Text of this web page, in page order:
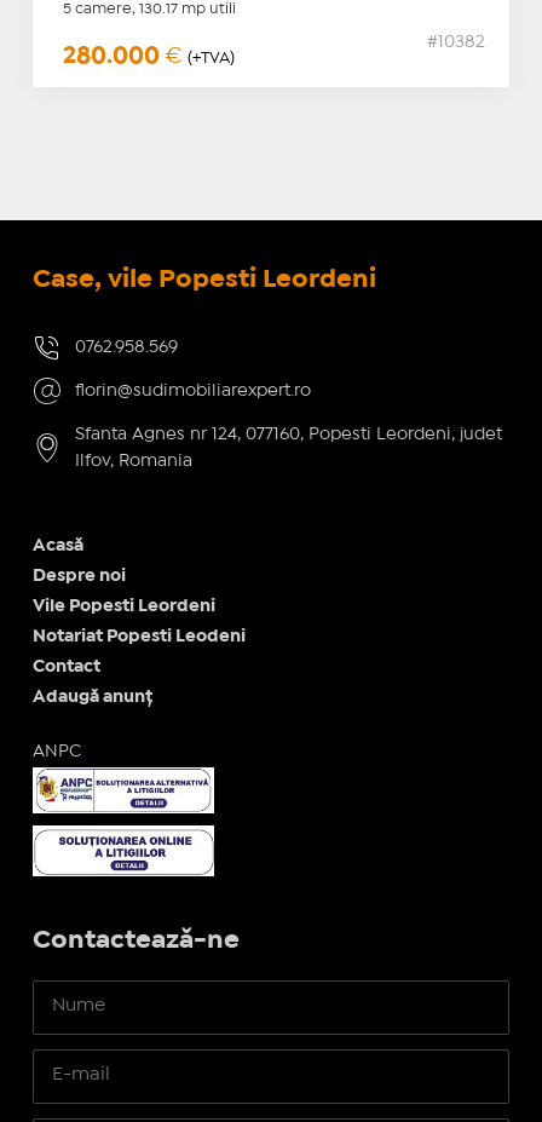
5 camere, 130.17 mp utili
280.000 € (+TVA)
#10382
Case, vile Popesti Leordeni
0762.958.569
florin@sudimobiliarexpert.ro
Sfanta Agnes nr 124, 077160, Popesti Leordeni, judet
Ilfov, Romania
Acasă
Despre noi
Vile Popesti Leordeni
Notariat Popesti Leodeni
Contact
Adaugă anunț
ANPC
Contactează-ne